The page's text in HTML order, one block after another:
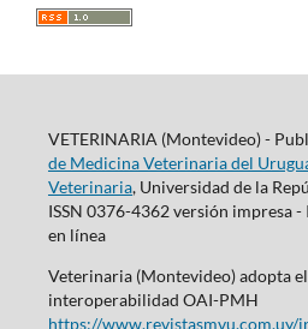
VETERINARIA (Montevideo) -
de Medicina Veterinaria del
Veterinaria, Universidad de la
ISSN 0376-4362 versión impresa
en línea
Veterinaria (Montevideo) adopta
interoperabilidad OAI-PMH
https://www.revistasmvu.com.uy/